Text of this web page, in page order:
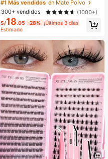
dor suelto Marca de Belleza Cosmé
tica Maquillaje para Mujeres y Niña
s
#1 Más vendidos en Mate Polvo
300+ vendidos
(1000+)
S/18.05 -28% ¡Últimos 3 días
Estimado